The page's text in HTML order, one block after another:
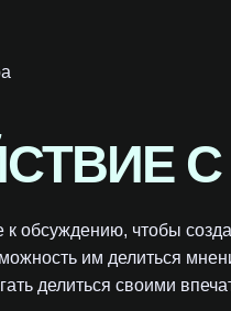
обсуждению, чтобы
им делиться
делиться своими